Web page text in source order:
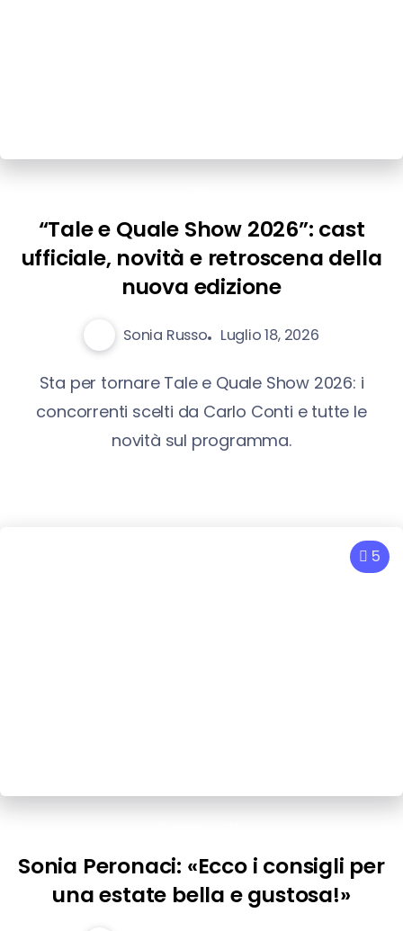
“Tale e Quale Show 2026”: cast
ufficiale, novità e retroscena della
nuova edizione
Sonia Russo Luglio 18, 2026
Sta per tornare Tale e Quale Show 2026: i
concorrenti scelti da Carlo Conti e tutte le
novità sul programma.
5
Sonia Peronaci: «Ecco i consigli per
una estate bella e gustosa!»